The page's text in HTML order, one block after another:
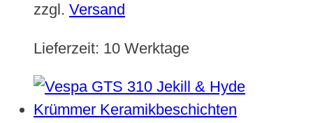
zzgl. Versand
Lieferzeit: 10 Werktage